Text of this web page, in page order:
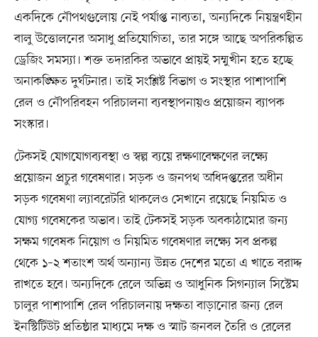
একদিকে নৌপথগুলোয় নেই পর্যাপ্ত নাব্যতা, অন্যদিকে নিয়ন্ত্রণহীন
বালু উত্তোলনের অসাধু প্রতিযোগিতা, তার সঙ্গে আছে অপরিকল্পিত
ড্রেজিং সমস্যা। শক্ত তদারকির অভাবে প্রায়ই সম্মুখীন হতে হচ্ছে
অনাকঙ্ক্ষিত দুর্ঘটনার। তাই সংশ্লিষ্ট বিভাগ ও সংস্থার পাশাপাশি
রেল ও নৌপরিবহন পরিচালনা ব্যবস্থাপনায়ও প্রয়োজন ব্যাপক
সংস্কার।
টেকসই যোগযোগব্যবস্থা ও স্বল্প ব্যয়ে রক্ষণাবেক্ষণের লক্ষ্যে
প্রয়োজন প্রচুর গবেষণার। সড়ক ও জনপথ অধিদপ্তরের অধীন
সড়ক গবেষণা ল্যাবরেটরি থাকলেও সেখানে রয়েছে নিয়মিত ও
যোগ্য গবেষকের অভাব। তাই টেকসই সড়ক অবকাঠামোর জন্য
সক্ষম গবেষক নিয়োগ ও নিয়মিত গবেষণার লক্ষ্যে সব প্রকল্প
থেকে ১–২ শতাংশ অর্থ অন্যান্য উন্নত দেশের মতো এ খাতে বরাদ্দ
রাখতে হবে। অন্যদিকে রেলে অভিন্ন ও আধুনিক সিগন্যাল সিস্টেম
চালুর পাশাপাশি রেল পরিচালনায় দক্ষতা বাড়ানোর জন্য রেল
ইনস্টিটিউট প্রতিষ্ঠার মাধ্যমে দক্ষ ও স্মাট জনবল তৈরি ও রেলের